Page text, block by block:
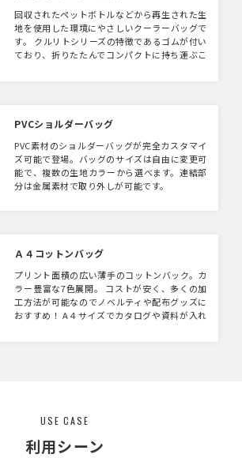
回収されたペットボトルなどから再生された生
地を使用した環境にやさしいクーラーバッグで
す。 クルリトシリーズの特徴であるゴムが付い
ており、折りたたんでコンパクトに持ち運ぶこ
い物まで、さまざまなシーンで活躍するバッグ
ーンでのプレゼント品やスーパーなどのオリジ
ナルエコバッグなど幅広くご提案頂けます。
PVCショルダーバッグ
PVC素材のショルダーバッグが完全カスタマイ
ズ可能で登場。バッグのサイズは自由に変更可
能で、複数の生地カラーから選べます。連結部
分は金属素材で取り外しが可能です。
Ａ４コットンバッグ
プリント面積の広い薄手のコットンバック。カ
ラー豊富な7色展開。 コストが安く、多くの加
工方法が可能なのでノベルティや配布グッズに
おすすめ！ A４サイズでカタログや資料が入れ
USE CASE
利用シーン